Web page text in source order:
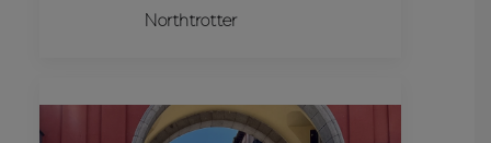
Northtrotter